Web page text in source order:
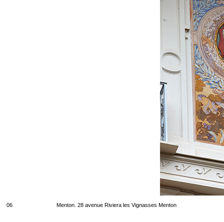
06 Menton. 28 avenue Riviera les Vignasses Menton